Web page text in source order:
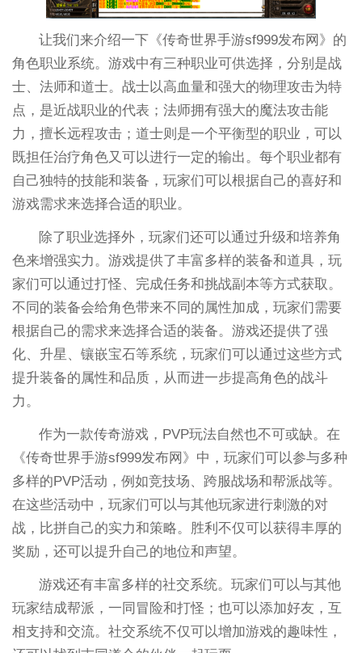
让我们来介绍一下《传奇世界手游sf999发布网》的
角色职业系统。游戏中有三种职业可供选择，分别是战
士、法师和道士。战士以高血量和强大的物理攻击为特
点，是近战职业的代表；法师拥有强大的魔法攻击能
力，擅长远程攻击；道士则是一个平衡型的职业，可以
既担任治疗角色又可以进行一定的输出。每个职业都有
自己独特的技能和装备，玩家们可以根据自己的喜好和
游戏需求来选择合适的职业。
除了职业选择外，玩家们还可以通过升级和培养角
色来增强实力。游戏提供了丰富多样的装备和道具，玩
家们可以通过打怪、完成任务和挑战副本等方式获取。
不同的装备会给角色带来不同的属性加成，玩家们需要
根据自己的需求来选择合适的装备。游戏还提供了强
化、升星、镶嵌宝石等系统，玩家们可以通过这些方式
提升装备的属性和品质，从而进一步提高角色的战斗
力。
作为一款传奇游戏，PVP玩法自然也不可或缺。在
《传奇世界手游sf999发布网》中，玩家们可以参与多种
多样的PVP活动，例如竞技场、跨服战场和帮派战等。
在这些活动中，玩家们可以与其他玩家进行刺激的对
战，比拼自己的实力和策略。胜利不仅可以获得丰厚的
奖励，还可以提升自己的地位和声望。
游戏还有丰富多样的社交系统。玩家们可以与其他
玩家结成帮派，一同冒险和打怪；也可以添加好友，互
相支持和交流。社交系统不仅可以增加游戏的趣味性，